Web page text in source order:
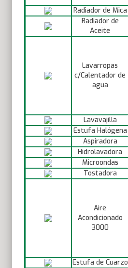
Radiador de Mica
Radiador de
Aceite
Lavarropas
c/Calentador de
agua
Lavavajilla
Estufa Halógena
Aspiradora
Hidrolavadora
Microondas
Tostadora
Aire
Acondicionado
3000
Estufa de Cuarzo